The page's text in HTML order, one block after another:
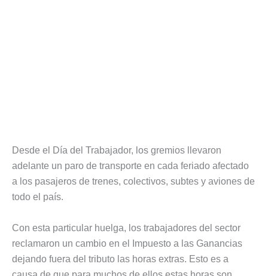
Desde el Día del Trabajador, los gremios llevaron
adelante un paro de transporte en cada feriado afectado
a los pasajeros de trenes, colectivos, subtes y aviones de
todo el país.
Con esta particular huelga, los trabajadores del sector
reclamaron un cambio en el Impuesto a las Ganancias
dejando fuera del tributo las horas extras. Esto es a